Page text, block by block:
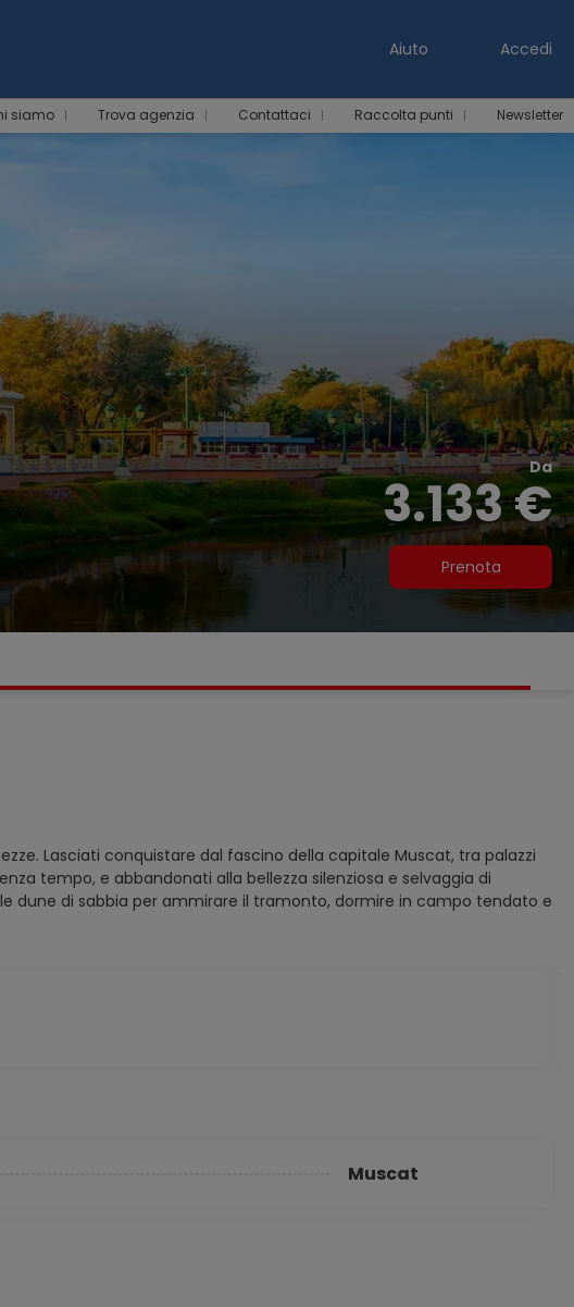
Aiuto Accedi
siamo Trova agenzia Contattaci Raccolta punti Newsletter
Da
3.133 €
Prenota
Lasciati conquistare dal fascino della capitale Muscat, tra palazzi
tempo, e abbandonati alla bellezza silenziosa e selvaggia di
dune di sabbia per ammirare il tramonto, dormire in campo tendato e
Muscat